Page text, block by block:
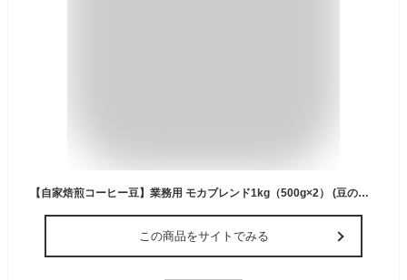
【自家焙煎コーヒー豆】業務用 モカブレンド1kg（500g×2） (豆のまま)
この商品をサイトでみる